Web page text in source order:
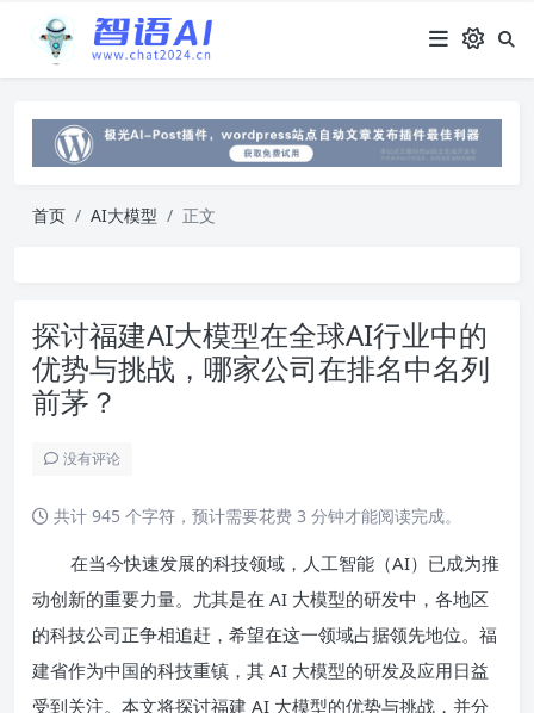
首页 AI大模型 正文
探讨福建AI大模型在全球AI行业中的
优势与挑战，哪家公司在排名中名列
前茅？
没有评论
共计 945 个字符，预计需要花费 3 分钟才能阅读完成。
在当今快速发展的科技领域，人工智能（AI）已成为推
动创新的重要力量。尤其是在 AI 大模型的研发中，各地区
的科技公司正争相追赶，希望在这一领域占据领先地位。福
建省作为中国的科技重镇，其 AI 大模型的研发及应用日益
受到关注。本文将探讨福建 AI 大模型的优势与挑战，并分